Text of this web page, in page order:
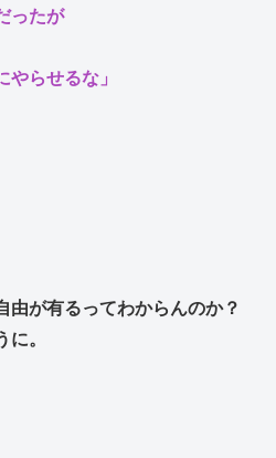
ったが
やらせるな」
由が有るってわからんのか？
。